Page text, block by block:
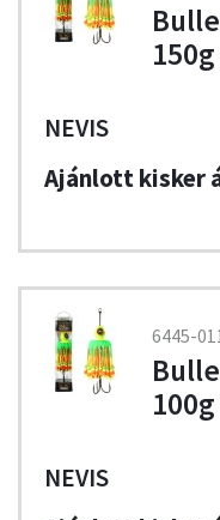
150g
NEVIS
6445-
100g
NEVIS